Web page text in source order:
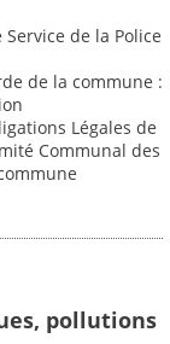
de la Police
de la commune :
Légales de
Communal des
pollutions